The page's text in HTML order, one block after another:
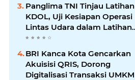
Panglima TNI Tinjau Latihan
KDOL, Uji Kesiapan Operasi
Lintas Udara dalam Latihan
Terintegrasi TNI 2026
BRI Kanca Kota Gencarkan
Akuisisi QRIS, Dorong
Digitalisasi Transaksi UMKM